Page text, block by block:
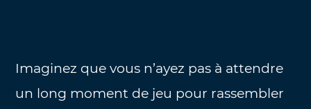
Imaginez que vous n’ayez pas à attendre
un long moment de jeu pour rassembler